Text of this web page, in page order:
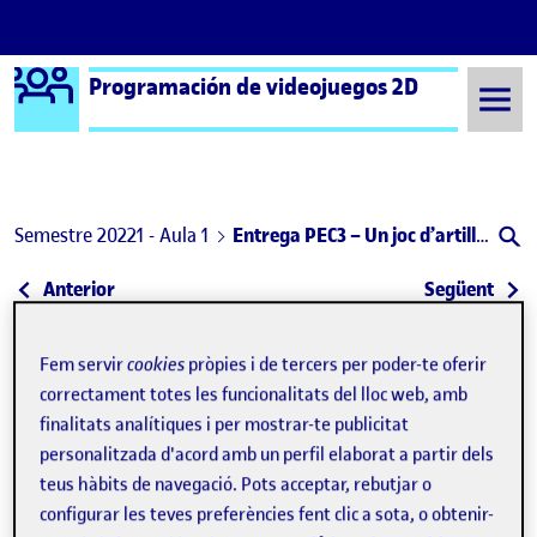
Saltar al contingut
Logo Ágora
Programación de videojuegos 2D
Semestre 20221 - Aula 1 Entrega PEC3 – Un joc d’artilleria
Navegació d'entrades
Anterior: PEC 3 – Un juego de artillería Següent:
Entrega PEC3 – Un joc
Publicat per
Eduardo Amengual Risso
Visibilitat:
Públic - Data de publicació
26 Des. 2022 - 1 comentari a Entrega PEC3 – Un joc d’artilleria
En aquesta PEC he decidit canviar un poc la idea del joc que es
plantejava però mantenint la mecànica bàsica i les indicacions
Fem servircookies pròpies i de tercers per poder-te oferir
correctament totes les funcionalitats del lloc web, amb
finalitats analítiques i per mostrar-te publicitat
personalitzada d'acord amb un perfil elaborat a partir dels
teus hàbits de navegació. Pots acceptar, rebutjar o
configurar les teves preferències fent clic a sota, o obtenir-